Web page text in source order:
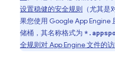
设置稳健的安全规则 （尤其
果您使用 GoogleApp Engine
储桶，其名称格式为
全规则对App Engine文件的